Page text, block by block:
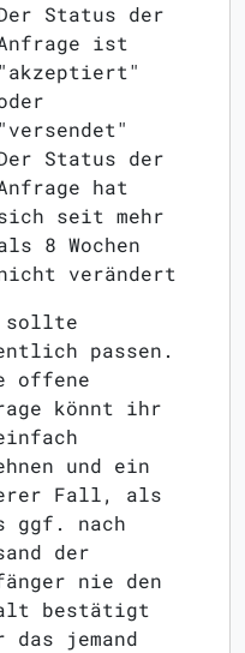
Status der
ist
"akzeptiert"
"versendet"
Status der
hat
seit mehr
8 Wochen
verändert
sollte
passen.
offene
könnt ihr
und ein
Fall, als
ggf. nach
der
nie den
bestätigt
das jemand